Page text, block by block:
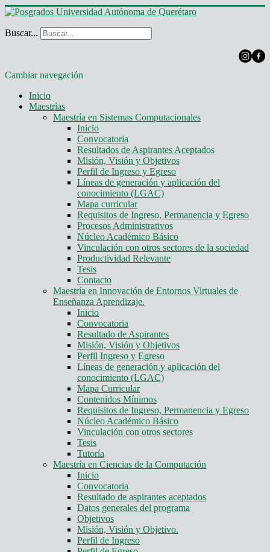
Buscar...
Cambiar navegación
Inicio
Maestrías
Maestría en Sistemas Computacionales
Inicio
Convocatoria
Resultados de Aspirantes Aceptados
Misión, Visión y Objetivos
Perfil de Ingreso y Egreso
Líneas de generación y aplicación del
conocimiento (LGAC)
Mapa curricular
Requisitos de Ingreso, Permanencia y Egreso
Procesos Administrativos
Núcleo Académico Básico
Vinculación con otros sectores de la sociedad
Productividad Relevante
Tesis
Contacto
Maestría en Innovación de Entornos Virtuales de
Enseñanza Aprendizaje.
Inicio
Convocatoria
Resultado de Aspirantes
Misión, Visión y Objetivos
Perfil Ingreso y Egreso
Líneas de generación y aplicación del
conocimiento (LGAC)
Mapa Curricular
Contenidos Mínimos
Requisitos de Ingreso, Permanencia y Egreso
Núcleo Académico Básico
Vinculación con otros sectores
Tesis
Tutoría
Maestría en Ciencias de la Computación
Inicio
Convocatoria
Resultado de aspirantes aceptados
Datos generales del programa
Objetivos
Misión, Visión y Objetivo.
Perfil de Ingreso